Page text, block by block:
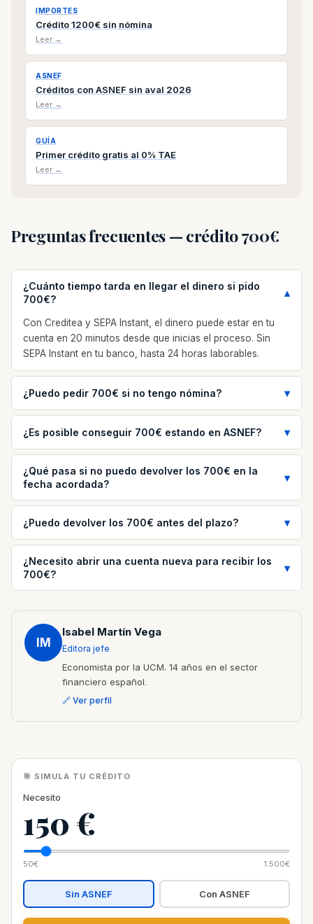
IMPORTES
Crédito 1200€ sin nómina
Leer →
ASNEF
Créditos con ASNEF sin aval 2026
Leer →
GUÍA
Primer crédito gratis al 0% TAE
Leer →
Preguntas frecuentes — crédito 700€
¿Cuánto tiempo tarda en llegar el dinero si pido
700€?
Con Creditea y SEPA Instant, el dinero puede estar en tu
cuenta en 20 minutos desde que inicias el proceso. Sin
SEPA Instant en tu banco, hasta 24 horas laborables.
¿Puedo pedir 700€ si no tengo nómina?
¿Es posible conseguir 700€ estando en ASNEF?
¿Qué pasa si no puedo devolver los 700€ en la
fecha acordada?
¿Puedo devolver los 700€ antes del plazo?
¿Necesito abrir una cuenta nueva para recibir los
700€?
IM
Isabel Martín Vega
Editora jefe
Economista por la UCM. 14 años en el sector
financiero español.
🔗 Ver perfil
🎯 SIMULA TU CRÉDITO
Necesito
150 €
50€ 1.500€
Sin ASNEF Con ASNEF